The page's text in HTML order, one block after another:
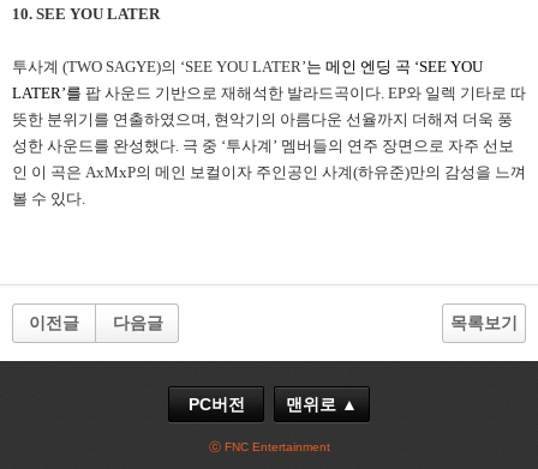
10. SEE YOU LATER
투사계 (TWO SAGYE)의 ‘SEE YOU LATER’는 메인 엔딩 곡 ‘SEE YOU
LATER’를 팝 사운드 기반으로 재해석한 발라드곡이다. EP와 일렉 기타로 따
뜻한 분위기를 연출하였으며, 현악기의 아름다운 선율까지 더해져 더욱 풍
성한 사운드를 완성했다. 극 중 ‘투사계’ 멤버들의 연주 장면으로 자주 선보
인 이 곡은 AxMxP의 메인 보컬이자 주인공인 사계(하유준)만의 감성을 느껴
볼 수 있다.
이전글 다음글 목록보기
PC버전 맨위로 ▲
ⓒ FNC Entertainment